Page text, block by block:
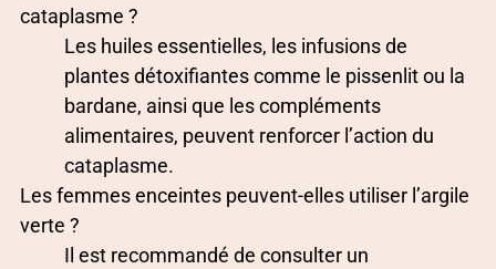
cataplasme ?
Les huiles essentielles, les infusions de
plantes détoxifiantes comme le pissenlit ou la
bardane, ainsi que les compléments
alimentaires, peuvent renforcer l’action du
cataplasme.
Les femmes enceintes peuvent-elles utiliser l’argile
verte ?
Il est recommandé de consulter un